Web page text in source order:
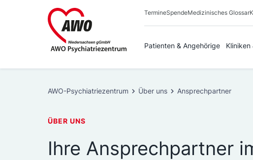
TermineSpendeMedizinisches Glossar
Patienten & Angehörige Kliniken
AWO-Psychiatriezentrum Über uns Ansprechpartner
ÜBER UNS
Ihre Ansprechpartner